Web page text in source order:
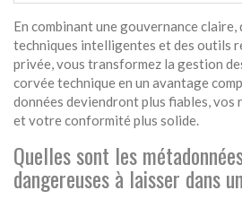
En combinant une gouvernance
techniques intelligentes et des outils
privée, vous transformez la gestion
corvée technique en un avantage
données deviendront plus fiables, vos
et votre conformité plus solide.
Quelles sont les
dangereuses à laisser dans